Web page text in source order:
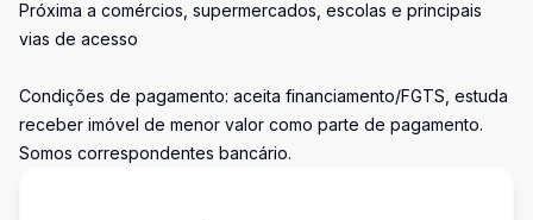
Próxima a comércios, supermercados, escolas e principais
vias de acesso
Condições de pagamento: aceita financiamento/FGTS, estuda
receber imóvel de menor valor como parte de pagamento.
Somos correspondentes bancário.